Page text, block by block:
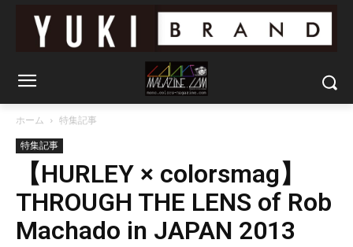
ホーム
特集記事
特集記事
【HURLEY × colorsmag】
THROUGH THE LENS of Rob
Machado in JAPAN 2013